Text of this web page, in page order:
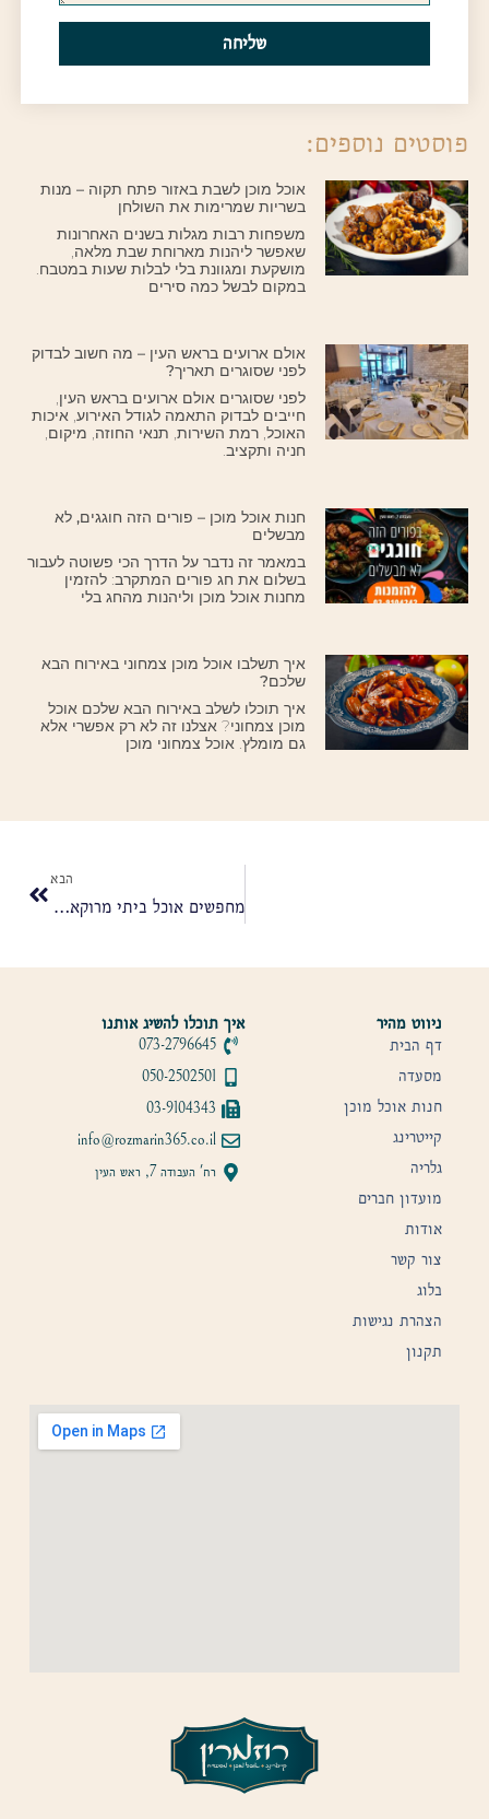
שליחה
פוסטים נוספים:
אוכל מוכן לשבת באזור פתח תקוה – מנות
בשריות שמרימות את השולחן
משפחות רבות מגלות בשנים האחרונות
שאפשר ליהנות מארוחת שבת מלאה,
מושקעת ומגוונת בלי לבלות שעות במטבח.
במקום לבשל כמה סירים
אולם ארועים בראש העין – מה חשוב לבדוק
לפני שסוגרים תאריך?
לפני שסוגרים אולם ארועים בראש העין,
חייבים לבדוק התאמה לגודל האירוע, איכות
האוכל, רמת השירות, תנאי החוזה, מיקום,
חניה ותקציב.
חנות אוכל מוכן – פורים הזה חוגגים, לא
מבשלים
במאמר זה נדבר על הדרך הכי פשוטה לעבור
בשלום את חג פורים המתקרב: להזמין
מחנות אוכל מוכן וליהנות מהחג בלי
איך תשלבו אוכל מוכן צמחוני באירוח הבא
שלכם?
איך תוכלו לשלב באירוח הבא שלכם אוכל
מוכן צמחוני? אצלנו זה לא רק אפשרי אלא
גם מומלץ. אוכל צמחוני מוכן
הבא
מחפשים אוכל ביתי מרוקאי כשרות הרב מחפוד? כך תדעו שבחרתם נכון
ניווט מהיר
דף הבית
מסעדה
חנות אוכל מוכן
קייטרינג
גלריה
מועדון חברים
אודות
צור קשר
בלוג
הצהרת נגישות
תקנון
איך תוכלו להשיג אותנו
073-2796645
050-2502501
03-9104343
info@rozmarin365.co.il
רח' העבודה 7, ראש העין